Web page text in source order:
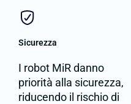
Sicurezza
I robot MiR danno
priorità alla sicurezza,
riducendo il rischio di